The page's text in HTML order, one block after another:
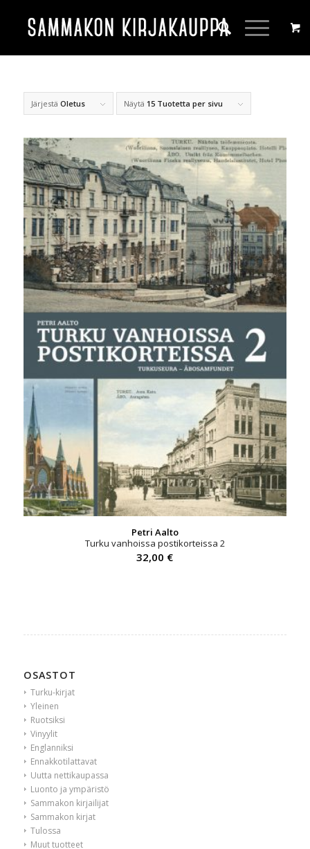
Järjestä Oletus Näytä 15 Tuotetta per sivu
Petri Aalto
Turku vanhoissa postikorteissa 2
32,00 €
OSASTOT
Turku-kirjat
Yleinen
Ruotsiksi
Vinyylit
Englanniksi
Ennakkotilattavat
Uutta nettikaupassa
Luonto ja ympäristö
Sammakon kirjailijat
Sammakon kirjat
Tulossa
Muut tuotteet